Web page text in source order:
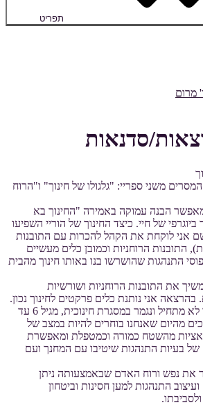
תפריט
מרום
סדנאות
משני ספריי: "גלגולו של חינוך" ו"הרוח
הבנה עמוקה באמירה "החינוך בא
של חיי. כיצד החינוך של הוריי השפיעו
אני לוקחת את הקהל להכרות עם התובנות
התובנות הרוחניות וכמובן כלים מעשיים
התנהגות שהושרשו בנו באותו חינוך מהבית
את התובנות הרוחניות ושורשיות
בהרצאה אני נותנת כלים פרקטים לחינוך נכון.
לכל אדם בכל גיל. החינוך לא מתחיל ונגמר במסגרת חינוכית, מגיל 6 עד
מהיום שאנחנו בוחרים להיות במצב של
מהשטח כמורה וכמטפלת ומאפשרת
של בעיות התנהגות שיטיבו עם המחנך ועם
נפש ורוח האדם שבאמצעותה ניתן
התנהגות למען חסינות וביטחון